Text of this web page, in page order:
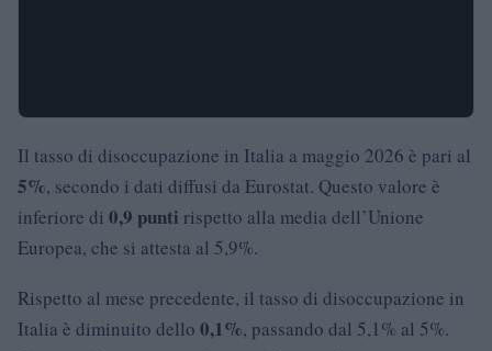
Il tasso di disoccupazione in Italia a maggio 2026 è pari al
5%, secondo i dati diffusi da Eurostat. Questo valore è
inferiore di 0,9 punti rispetto alla media dell’Unione
Europea, che si attesta al 5,9%.
Rispetto al mese precedente, il tasso di disoccupazione in
Italia è diminuito dello 0,1%, passando dal 5,1% al 5%.